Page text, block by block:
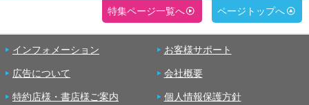
特集ページ一覧へ ページトップへ
インフォメーション お客様サポート
広告について 会社概要
特約店様・書店様ご案内 個人情報保護方針